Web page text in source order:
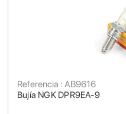
Bujía NGK DPR9EA-9
Referencia : AB9616